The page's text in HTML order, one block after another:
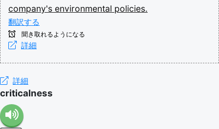
company's environmental policies.
翻訳する
聞き取れるようになる
詳細
詳細
criticalness